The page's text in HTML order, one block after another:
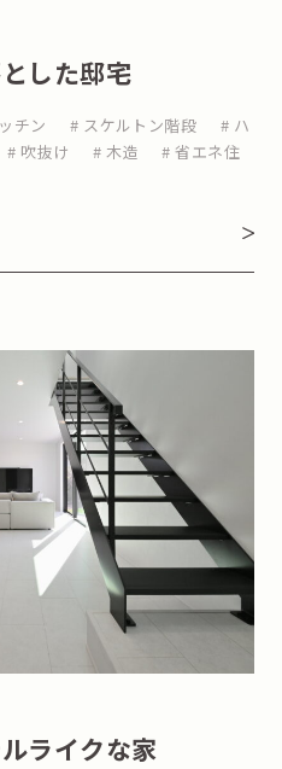
した邸宅
チン # スケルトン階段
# ハ
# 吹抜け # 木造
# 省エネ住
ライクな家